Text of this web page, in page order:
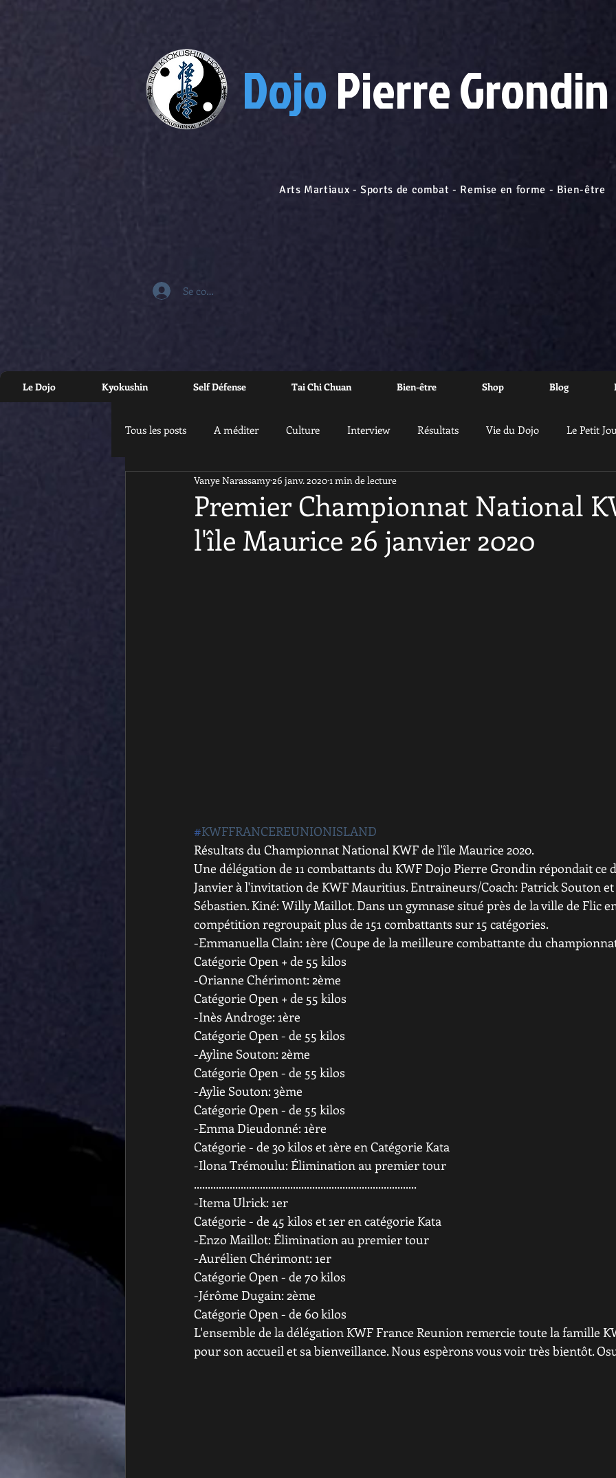
DojoPierre Grondin
Arts Martiaux - Sports de combat - Remise en forme - Bien-être
Se connecter
Le Dojo Kyokushin Self Défense Tai Chi Chuan Bien-être Shop Blog
Tous les posts A méditer Culture Interview Résultats Vie du Dojo Le Petit
Premier Championnat National
l'île Maurice 26 janvier 2020
Vanye Narassamy26 janv. 20201 min de lecture
#KWFFRANCEREUNIONISLAND
Résultats du Championnat National KWF de l'île Maurice 2020.
Une délégation de 11 combattants du KWF Dojo Pierre Grondin répondait ce
Janvier à l'invitation de KWF Mauritius. Entraineurs/Coach: Patrick Souton
Sébastien. Kiné: Willy Maillot. Dans un gymnase situé près de la ville de Flic
compétition regroupait plus de 151 combattants sur 15 catégories.
-Emmanuella Clain: 1ère (Coupe de la meilleure combattante du
Catégorie Open + de 55 kilos
-Orianne Chérimont: 2ème
Catégorie Open + de 55 kilos
-Inès Androge: 1ère
Catégorie Open - de 55 kilos
-Ayline Souton: 2ème
Catégorie Open - de 55 kilos
-Aylie Souton: 3ème
Catégorie Open - de 55 kilos
-Emma Dieudonné: 1ère
Catégorie - de 30 kilos et 1ère en Catégorie Kata
-Ilona Trémoulu: Élimination au premier tour
.................................................................................
-Itema Ulrick: 1er
Catégorie - de 45 kilos et 1er en catégorie Kata
-Enzo Maillot: Élimination au premier tour
-Aurélien Chérimont: 1er
Catégorie Open - de 70 kilos
-Jérôme Dugain: 2ème
Catégorie Open - de 60 kilos
L'ensemble de la délégation KWF France Reunion remercie toute la famille
pour son accueil et sa bienveillance. Nous espèrons vous voir très bientôt.